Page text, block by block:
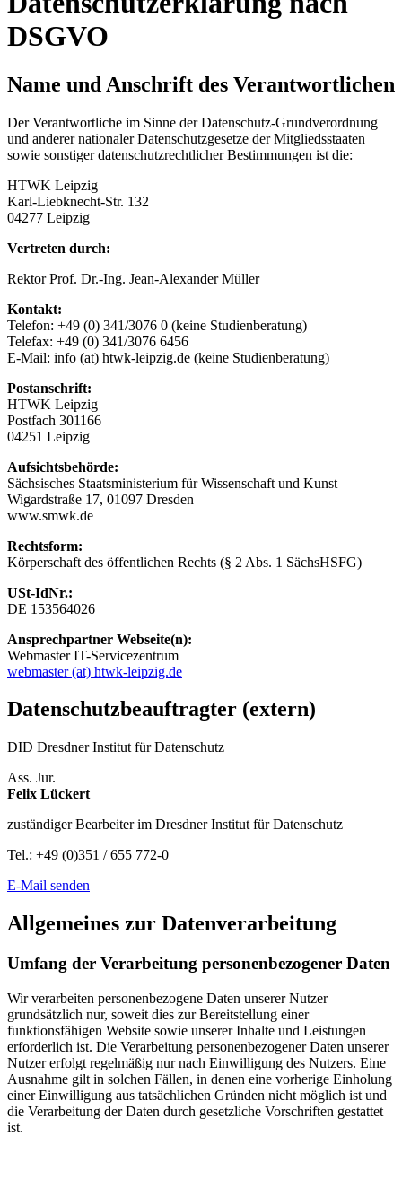
DSGVO
Name und Anschrift des Verantwortlichen
Der Verantwortliche im Sinne der Datenschutz-Grundverordnung
und anderer nationaler Datenschutzgesetze der Mitgliedsstaaten
sowie sonstiger datenschutzrechtlicher Bestimmungen ist die:
HTWK Leipzig
Karl-Liebknecht-Str. 132
04277 Leipzig
Vertreten durch:
Rektor Prof. Dr.-Ing. Jean-Alexander Müller
Kontakt:
Telefon: +49 (0) 341/3076 0 (keine Studienberatung)
Telefax: +49 (0) 341/3076 6456
E-Mail: info (at) htwk-leipzig.de (keine Studienberatung)
Postanschrift:
HTWK Leipzig
Postfach 301166
04251 Leipzig
Aufsichtsbehörde:
Sächsisches Staatsministerium für Wissenschaft und Kunst
Wigardstraße 17, 01097 Dresden
www.smwk.de
Rechtsform:
Körperschaft des öffentlichen Rechts (§ 2 Abs. 1 SächsHSFG)
USt-IdNr.:
DE 153564026
Ansprechpartner Webseite(n):
Webmaster IT-Servicezentrum
webmaster (at) htwk-leipzig.de
Datenschutzbeauftragter (extern)
DID Dresdner Institut für Datenschutz
Ass. Jur.
Felix Lückert
zuständiger Bearbeiter im Dresdner Institut für Datenschutz
Tel.: +49 (0)351 / 655 772-0
E-Mail senden
Allgemeines zur Datenverarbeitung
Umfang der Verarbeitung personenbezogener Daten
Wir verarbeiten personenbezogene Daten unserer Nutzer
grundsätzlich nur, soweit dies zur Bereitstellung einer
funktionsfähigen Website sowie unserer Inhalte und Leistungen
erforderlich ist. Die Verarbeitung personenbezogener Daten unserer
Nutzer erfolgt regelmäßig nur nach Einwilligung des Nutzers. Eine
Ausnahme gilt in solchen Fällen, in denen eine vorherige Einholung
einer Einwilligung aus tatsächlichen Gründen nicht möglich ist und
die Verarbeitung der Daten durch gesetzliche Vorschriften gestattet
ist.